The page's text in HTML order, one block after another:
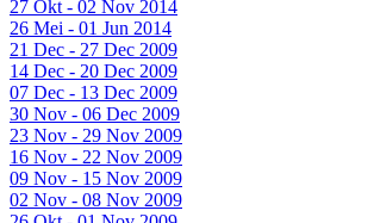
27 Okt - 02 Nov 2014
26 Mei - 01 Jun 2014
21 Dec - 27 Dec 2009
14 Dec - 20 Dec 2009
07 Dec - 13 Dec 2009
30 Nov - 06 Dec 2009
23 Nov - 29 Nov 2009
16 Nov - 22 Nov 2009
09 Nov - 15 Nov 2009
02 Nov - 08 Nov 2009